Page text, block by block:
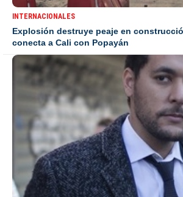
INTERNACIONALES
Explosión destruye peaje en
conecta a Cali con Popayán